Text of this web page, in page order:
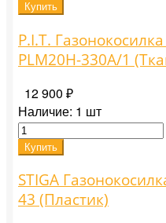
Купить
P.I.T.
PLM20H-330A/1
12 900 ₽
Наличие: 1 шт
Купить
STIGA
43 (Пластик)